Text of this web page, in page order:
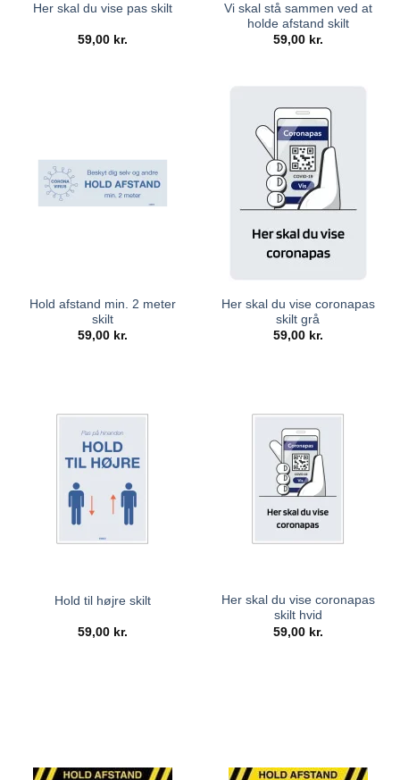
Her skal du vise pas skilt
59,00 kr.
Vi skal stå sammen ved at
holde afstand skilt
59,00 kr.
Hold afstand min. 2 meter
skilt
59,00 kr.
Her skal du vise coronapas
skilt grå
59,00 kr.
Hold til højre skilt
59,00 kr.
Her skal du vise coronapas
skilt hvid
59,00 kr.